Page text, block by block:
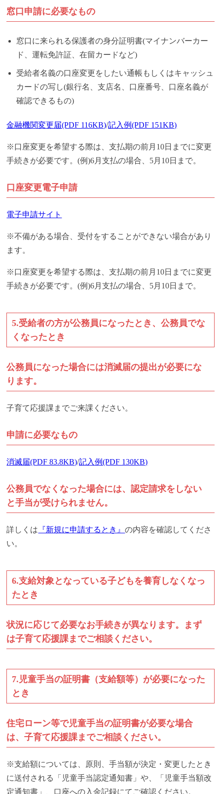
窓口申請に必要なもの
窓口に来られる保護者の身分証明書(マイナンバーカー
ド、運転免許証、在留カードなど)
受給者名義の口座変更をしたい通帳もしくはキャッシュ
カードの写し(銀行名、支店名、口座番号、口座名義が
確認できるもの)
金融機関変更届(PDF 116KB)/記入例(PDF 151KB)
※口座変更を希望する際は、支払期の前月10日までに変更
手続きが必要です。(例)6月支払の場合、5月10日まで。
口座変更電子申請
電子申請サイト
※不備がある場合、受付をすることができない場合があり
ます。
※口座変更を希望する際は、支払期の前月10日までに変更
手続きが必要です。(例)6月支払の場合、5月10日まで。
5.受給者の方が公務員になったとき、公務員でな
くなったとき
公務員になった場合には消滅届の提出が必要にな
ります。
子育て応援課までご来課ください。
申請に必要なもの
消滅届(PDF 83.8KB)/記入例(PDF 130KB)
公務員でなくなった場合には、認定請求をしない
と手当が受けられません。
詳しくは 『新規に申請するとき』の内容を確認してくださ
い。
6.支給対象となっている子どもを養育しなくなっ
たとき
状況に応じて必要なお手続きが異なります。まず
は子育て応援課までご相談ください。
7.児童手当の証明書（支給額等）が必要になった
とき
住宅ローン等で児童手当の証明書が必要な場合
は、子育て応援課までご相談ください。
※支給額については、原則、手当額が決定・変更したとき
に送付される「児童手当認定通知書」や、「児童手当額改
定通知書」、口座への入金記録にてご確認ください。